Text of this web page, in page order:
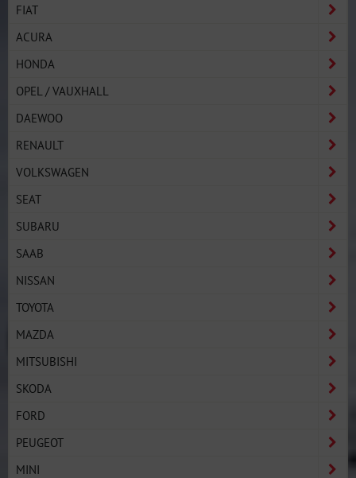
FIAT
ACURA
HONDA
OPEL / VAUXHALL
DAEWOO
RENAULT
VOLKSWAGEN
SEAT
SUBARU
SAAB
NISSAN
TOYOTA
MAZDA
MITSUBISHI
SKODA
FORD
PEUGEOT
MINI